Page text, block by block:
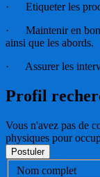
· Etiqueter les
· Maintenir en bon
ainsi que les abords.
· Assurer les
Profil
Vous n'avez pas de
physiques pour
Nom complet